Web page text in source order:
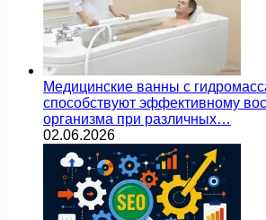
Медицинские ванны с
способствуют эффективному
организма при различных…
02.06.2026